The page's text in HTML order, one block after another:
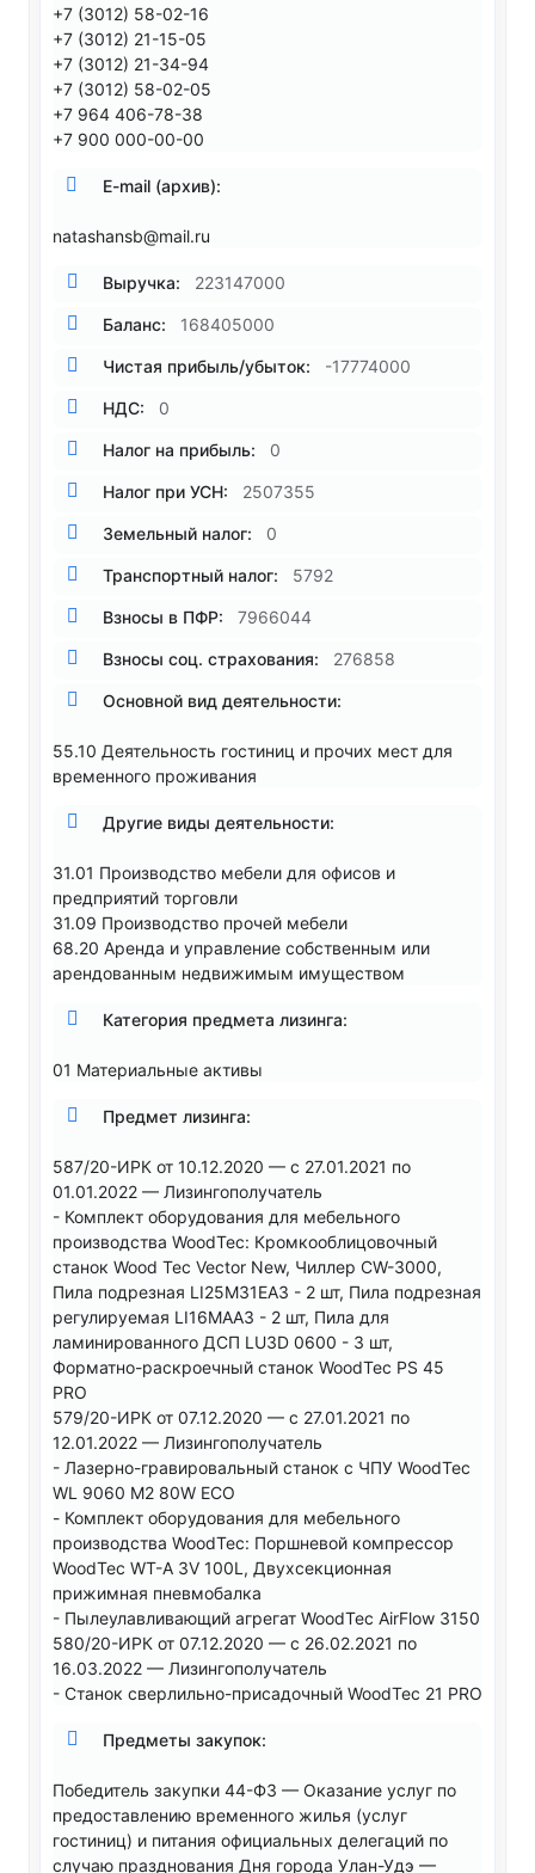
+7 (3012) 58-02-16
+7 (3012) 21-15-05
+7 (3012) 21-34-94
+7 (3012) 58-02-05
+7 964 406-78-38
+7 900 000-00-00
E-mail (архив):
natashansb@mail.ru
Выручка: 223147000
Баланс: 168405000
Чистая прибыль/убыток: -17774000
НДС: 0
Налог на прибыль: 0
Налог при УСН: 2507355
Земельный налог: 0
Транспортный налог: 5792
Взносы в ПФР: 7966044
Взносы соц. страхования: 276858
Основной вид деятельности:
55.10 Деятельность гостиниц и прочих мест для
временного проживания
Другие виды деятельности:
31.01 Производство мебели для офисов и
предприятий торговли
31.09 Производство прочей мебели
68.20 Аренда и управление собственным или
арендованным недвижимым имуществом
Категория предмета лизинга:
01 Материальные активы
Предмет лизинга:
587/20-ИРК от 10.12.2020 — с 27.01.2021 по
01.01.2022 — Лизингополучатель
- Комплект оборудования для мебельного
производства WoodTec: Кромкооблицовочный
станок Wood Tec Vector New, Чиллер CW-3000,
Пила подрезная LI25M31EA3 - 2 шт, Пила подрезная
регулируемая LI16MAA3 - 2 шт, Пила для
ламинированного ДСП LU3D 0600 - 3 шт,
Форматно-раскроечный станок WoodTec PS 45
PRO
579/20-ИРК от 07.12.2020 — с 27.01.2021 по
12.01.2022 — Лизингополучатель
- Лазерно-гравировальный станок c ЧПУ WoodTec
WL 9060 M2 80W ECO
- Комплект оборудования для мебельного
производства WoodTec: Поршневой компрессор
WoodTec WT-A 3V 100L, Двухсекционная
прижимная пневмобалка
- Пылеулавливающий агрегат WoodTec AirFlow 3150
580/20-ИРК от 07.12.2020 — с 26.02.2021 по
16.03.2022 — Лизингополучатель
- Станок сверлильно-присадочный WoodTec 21 PRO
Предметы закупок:
Победитель закупки 44-ФЗ — Оказание услуг по
предоставлению временного жилья (услуг
гостиниц) и питания официальных делегаций по
случаю празднования Дня города Улан-Удэ —